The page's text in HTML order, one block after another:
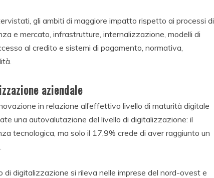
gli ambiti di maggiore impatto rispetto ai processi di
e mercato, infrastrutture, internalizzazione, modelli di
al credito e sistemi di pagamento, normativa,
aziendale
in relazione all’effettivo livello di maturità digitale
una autovalutazione del livello di digitalizzazione: il
tecnologica, ma solo il 17,9% crede di aver raggiunto un
di digitalizzazione si rileva nelle imprese del nord-ovest e